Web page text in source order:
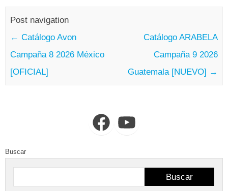
Post navigation
← Catálogo Avon
Campaña 8 2026 México
[OFICIAL]
Catálogo ARABELA
Campaña 9 2026
Guatemala [NUEVO] →
FacebookYouTube
Buscar
Buscar